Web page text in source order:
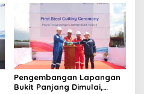
Pengembangan Lapangan
Bukit Panjang Dimulai,